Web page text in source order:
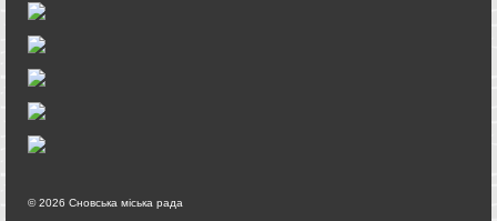
© 2026 Сновська міська рада